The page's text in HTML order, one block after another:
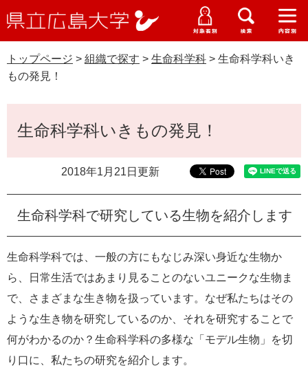
ー
ジ
先
ニ
ュ
を
へ
ニ
ュ
ー
ニ
ュ
ー
ニ
ュ
ー
立
大
受験生の皆さま
卒業生の皆さま
地域・企業の皆さま
研究者の皆さま
受験生特設サイト
WEB版大学案内
Languages
English
中文簡体 中文繁体 한국어 日本語
G
o
g
e
カ
タ
すべて ページ PDF
大学概要
学生生活・就職支援
研究・地域連携・国際交流
入試情報
トップページ > 組織で探す > 生命科学科 > 生命科学科いき
もの発見！
文生命科学科いきもの発見！
2018年1月21日更新
生命科学科で研究している生物を紹介します
生命科学科では、一般の方にもなじみ深い身近な生物か
ら、日常生活ではあまり見ることのないユニークな生物ま
で、さまざまな生き物を扱っています。なぜ私たちはその
ような生き物を研究しているのか、それを研究することで
何がわかるのか？生命科学科の多様な「モデル生物」を切
り口に、私たちの研究を紹介します。